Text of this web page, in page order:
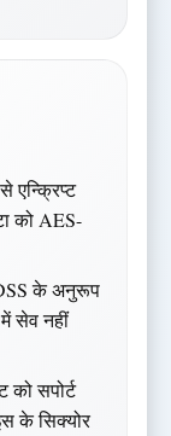
एन्क्रिप्ट
को AES-
के अनुरूप
सेव नहीं
को सपोर्ट
के सिक्योर